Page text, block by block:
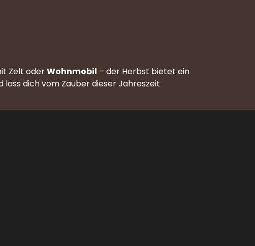
Zelt oderWohnmobil – der Herbst bietet ein
lass dich vom Zauber dieser Jahreszeit